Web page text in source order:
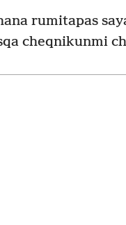
rumitapas
cheqnikunmi